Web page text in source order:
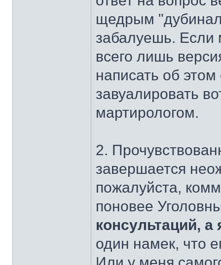
щедрым
забалуешь. Если
всего лишь
написать об
завуалировать
мартирологом.
2.
завершается
пожалуйста,
поновее
консультаций,
один намек, что